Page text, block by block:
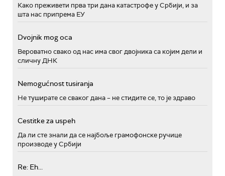
Како преживети прва три дана катастрофе у Србији, и за
шта нас припрема ЕУ
Dvojnik mog oca
Вероватно свако од нас има свог двојника са којим дели и
сличну ДНК
Nemogućnost tusiranja
Не туширате се сваког дана – не стидите се, то је здраво
Cestitke za uspeh
Да ли сте знали да се најбоље грамофонске ручице
производе у Србији
Re: Eh...